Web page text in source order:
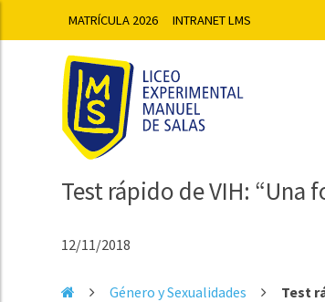
MATRÍCULA 2026 INTRANET LMS
Test rápido de VIH: “Una
12/11/2018
Género y Sexualidades Test